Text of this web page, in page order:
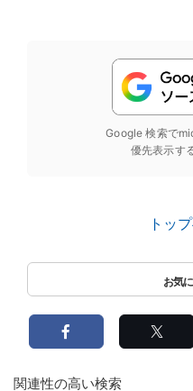
Google 検索で
優先表示す
トッ